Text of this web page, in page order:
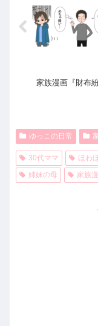
家族漫画『財布
ゆっこの日常
30代ママ ほわ
姉妹の母
家族